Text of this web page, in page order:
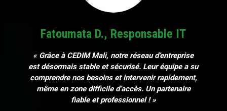
Fatoumata D., Responsable IT
« Grâce à CEDIM Mali, notre réseau d’entreprise
est désormais stable et sécurisé. Leur équipe a su
comprendre nos besoins et intervenir rapidement,
même en zone difficile d’accès. Un partenaire
fiable et professionnel ! »